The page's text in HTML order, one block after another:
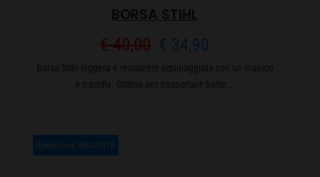
BORSA STIHL
€40,00 Il
prezzo
€ 34,90
prezzo
Borsa Stihl leggera e resistente equipaggiata con un manico
e tracolla. Ottima per trasportare batte...
Spedizione GRATUITA